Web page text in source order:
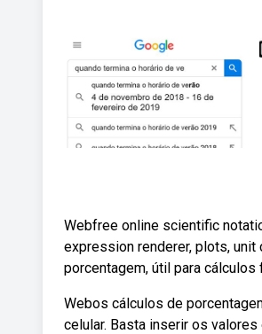
Webfree online scientific
expression renderer, plots, unit
porcentagem, útil para cálculos
Webos cálculos de
celular. Basta inserir os